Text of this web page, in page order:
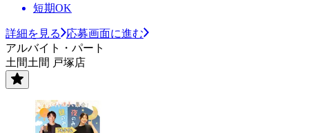
短期OK
詳細を見る
応募画面に進む
アルバイト・パート
土間土間 戸塚店